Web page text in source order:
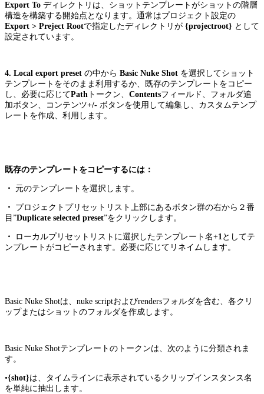
Export To ディレクトリは、ショットテンプレートがショットの階層
構造を構築する開始点となります。通常はプロジェクト設定の
Export > Preject Rootで指定したディレクトリが {projectroot} として
設定されています。
4. Local export preset の中から Basic Nuke Shot を選択してショット
テンプレートをそのまま利用するか、既存のテンプレートをコピー
し、必要に応じてPath トークン、 Contentsフィールド、フォルダ追
加ボタン、コンテンツ+/- ボタンを使用して編集し、カスタムテンプ
レートを作成、利用します。
既存のテンプレートをコピーするには：
・ 元のテンプレートを選択します。
・
プロジェクトプリセットリスト上部にあるボタン群の右から２番
目”Duplicate selected preset”をクリックします。
・ ローカルプリセットリストに選択したテンプレート名+1としてテ
ンプレートがコピーされます。必要に応じてリネイムします。
Basic Nuke Shotは、nuke scriptおよびrendersフォルダを含む、各クリ
ップまたはショットのフォルダを作成します。
Basic Nuke Shotテンプレートのトークンは、次のように分類されま
す。
•{shot}は、タイムラインに表示されているクリップインスタンス名
を単純に抽出します。